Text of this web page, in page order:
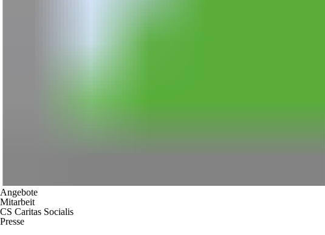
Angebote
Mitarbeit
CS Caritas Socialis
Presse